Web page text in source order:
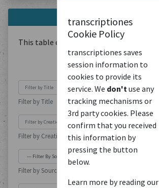
transcriptiones
Cookie Policy
transcriptiones saves
session information to
cookies to provide its
service. We don't use any
tracking mechanisms or
3rd party cookies. Please
confirm that you received
this information by
pressing the button
below.
Learn more by reading our
This table contains Document
Filter by Title
Filter by Creation Location
Filter by Source Type